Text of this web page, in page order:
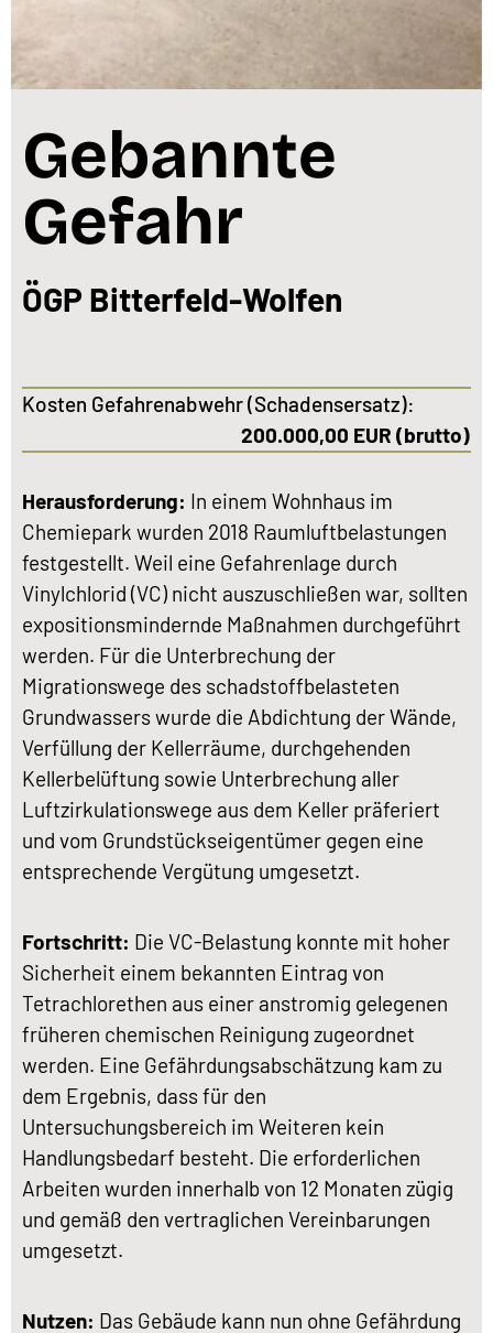
Gebannte
Gefahr
ÖGP Bitterfeld-Wolfen
Kosten Gefahrenabwehr (Schadensersatz):
200.000,00 EUR (brutto)
Herausforderung: In einem Wohnhaus im
Chemiepark wurden 2018 Raumluftbelastungen
festgestellt. Weil eine Gefahrenlage durch
Vinylchlorid (VC) nicht auszuschließen war, sollten
expositionsmindernde Maßnahmen durchgeführt
werden. Für die Unterbrechung der
Migrationswege des schadstoffbelasteten
Grundwassers wurde die Abdichtung der Wände,
Verfüllung der Kellerräume, durchgehenden
Kellerbelüftung sowie Unterbrechung aller
Luftzirkulationswege aus dem Keller präferiert
und vom Grundstückseigentümer gegen eine
entsprechende Vergütung umgesetzt.
Fortschritt: Die VC-Belastung konnte mit hoher
Sicherheit einem bekannten Eintrag von
Tetrachlorethen aus einer anstromig gelegenen
früheren chemischen Reinigung zugeordnet
werden. Eine Gefährdungsabschätzung kam zu
dem Ergebnis, dass für den
Untersuchungsbereich im Weiteren kein
Handlungsbedarf besteht. Die erforderlichen
Arbeiten wurden innerhalb von 12 Monaten zügig
und gemäß den vertraglichen Vereinbarungen
umgesetzt.
Nutzen: Das Gebäude kann nun ohne Gefährdung